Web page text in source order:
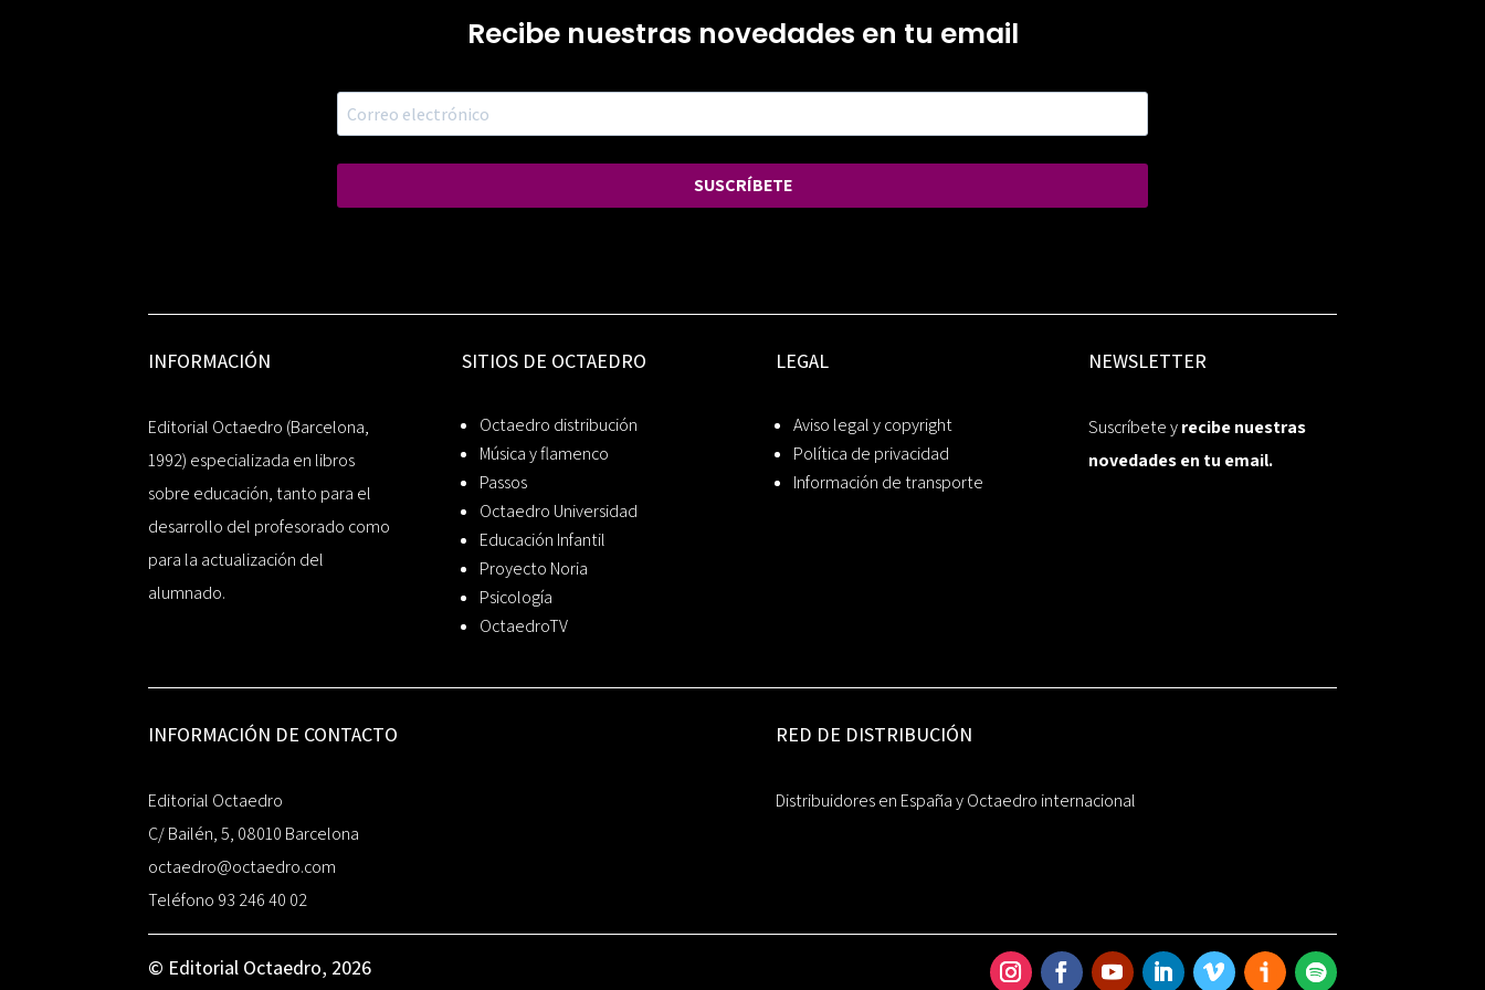
Recibe nuestras novedades en tu email
SUSCRÍBETE
INFORMACIÓN
Editorial Octaedro (Barcelona,
1992) especializada en libros
sobre educación, tanto para el
desarrollo del profesorado como
para la actualización del
alumnado.
SITIOS DE OCTAEDRO
Octaedro distribución
Música y flamenco
Passos
Octaedro Universidad
Educación Infantil
Proyecto Noria
Psicología
OctaedroTV
LEGAL
Aviso legal y copyright
Política de privacidad
Información de transporte
NEWSLETTER
Suscríbete yrecibe nuestras
novedades en tu email.
INFORMACIÓN DE CONTACTO
Editorial Octaedro
C/ Bailén, 5, 08010 Barcelona
octaedro@octaedro.com
Teléfono 93 246 40 02
RED DE DISTRIBUCIÓN
Distribuidores en España y Octaedro internacional
© Editorial Octaedro, 2026